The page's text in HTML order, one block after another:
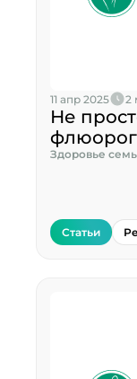
11 апр 2025 2
Не
Здоровье
Статьи